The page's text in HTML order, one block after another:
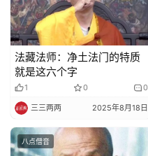
政
策
法
规
免
责
声
明
法藏法师：净土法门的特质
就是这六个字
1 0 0
三三两两 2025年8月18日
八点僧音